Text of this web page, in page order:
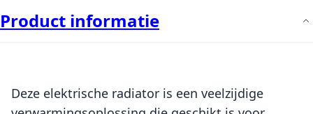
Product informatie
Deze elektrische radiator is een veelzijdige